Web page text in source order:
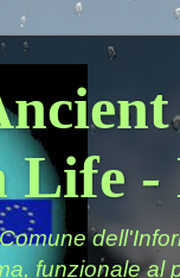
Life -
funzionale al